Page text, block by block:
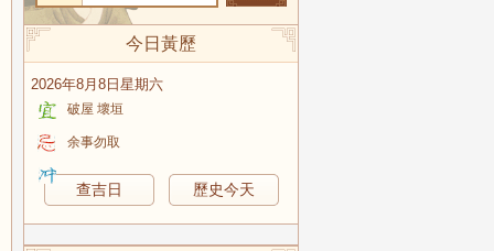
今日黃歷
2026年8月8日星期六
破屋 壞垣
余事勿取
查吉日 歷史今天